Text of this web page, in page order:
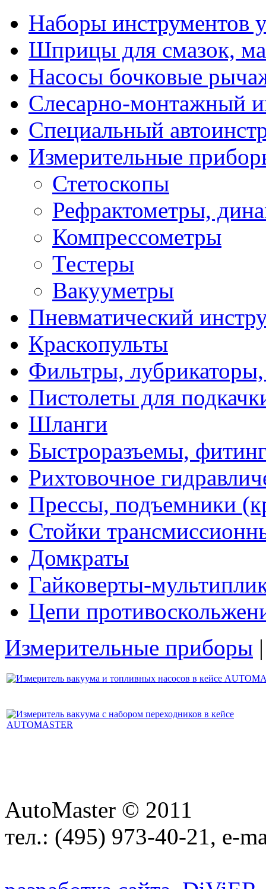
Наборы инструментов
Шприцы для смазок,
Насосы бочковые
Слесарно-монтажный
Специальный
Измерительные
Стетоскопы
Рефрактометры,
Компрессометры
Тестеры
Вакууметры
Пневматический
Краскопульты
Фильтры,
Пистолеты для
Шланги
Быстроразъемы,
Рихтовочное
Прессы, подъемники
Стойки
Домкраты
Гайковерты-
Цепи
Измерительные приборы
AutoMaster © 2011
тел.: (495) 973-40-21, e-